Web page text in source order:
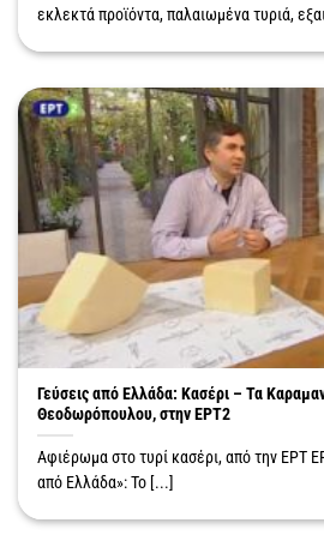
εκλεκτά προϊόντα, παλαιωμένα τυριά,
Γεύσεις από Ελλάδα: Κασέρι – Τα
Θεοδωρόπουλου, στην ΕΡΤ2
Αφιέρωμα στο τυρί κασέρι, από την ΕΡΤ
από Ελλάδα»: Το [...]